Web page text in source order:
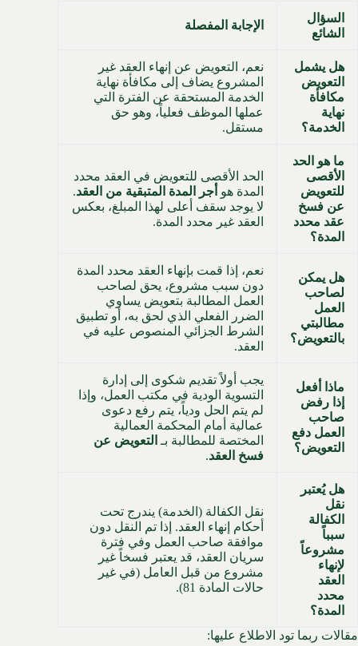
السؤال
الشائع
الإجابة المفصلة
هل يشمل
التعويض
مكافأة
نهاية
الخدمة؟
نعم، التعويض عن إنهاء العقد غير
المشروع يضاف إلى مكافأة نهاية
الخدمة المستحقة عن الفترة التي
عملها الموظف فعلياً، وهو حق
مستقل.
ما هو الحد
الأقصى
للتعويض
عن فسخ
عقد محدد
المدة؟
الحد الأقصى للتعويض في العقد محدد
المدة هو أجر المدة المتبقية من العقد.
لا يوجد سقف أعلى لهذا المبلغ، بعكس
العقد غير محدد المدة.
هل يمكن
لصاحب
العمل
مطالبتي
بالتعويض؟
نعم، إذا قمت بإنهاء العقد محدد المدة
دون سبب مشروع، يحق لصاحب
العمل المطالبة بتعويض يساوي
الضرر الفعلي الذي لحق به، أو تطبيق
الشرط الجزائي المنصوص عليه في
العقد.
ماذا أفعل
إذا رفض
صاحب
العمل دفع
التعويض؟
يجب أولاً تقديم شكوى إلى إدارة
التسوية الودية في مكتب العمل، وإذا
لم يتم الحل ودياً، يتم رفع دعوى
عمالية أمام المحكمة العمالية
المختصة للمطالبة بـ التعويض عن
فسخ العقد.
هل يُعتبر
نقل
الكفالة
سبباً
مشروعاً
لإنهاء
العقد
محدد
المدة؟
نقل الكفالة (الخدمة) يندرج تحت
أحكام إنهاء العقد. إذا تم النقل دون
موافقة صاحب العمل وفي فترة
سريان العقد، قد يعتبر فسخاً غير
مشروع من قبل العامل (في غير
حالات المادة 81).
مقالات ربما تود الاطلاع عليها: